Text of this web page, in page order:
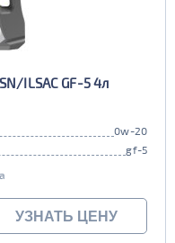
ILSAC GF-5 4л
0w-20
gf-5
УЗНАТЬ ЦЕНУ